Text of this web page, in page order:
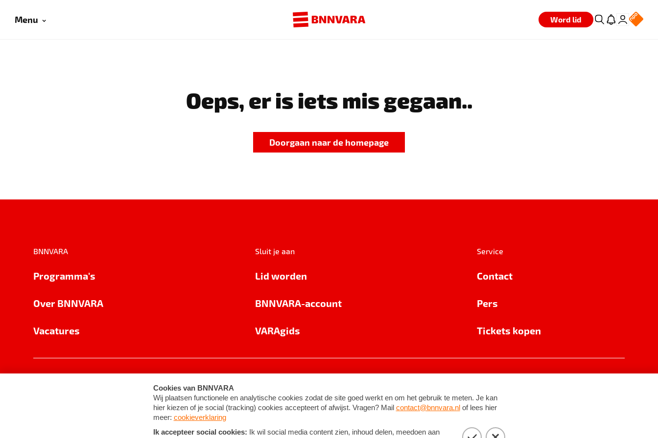
Menu Word lid
Oeps, er is iets mis gegaan..
Doorgaan naar de homepage
BNNVARA
Programma's
Over BNNVARA
Vacatures
Sluit je aan
Lid worden
BNNVARA-account
VARAgids
Service
Contact
Pers
Tickets kopen
Cookie-instellingen Algemene voorwaarden ©2026BNNVARA